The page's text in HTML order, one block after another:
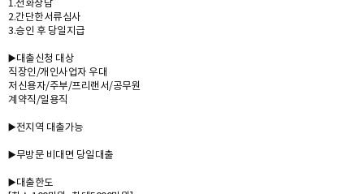
1.전화상담
2.간단한서류심사
3.승인 후 당일지급
▶️대출신청 대상
직장인/개인사업자 우대
저신용자/주부/프리랜서/공무원
계약직/일용직
▶️전지역 대출가능
▶️무방문 비대면 당일대출
▶️대출한도